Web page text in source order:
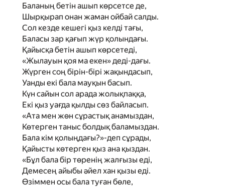
Баланың бетін ашып көрсетсе де,
Шырқырап онан жаман ойбай салды.
Сол кезде кешегі қыз келді тағы,
Баласы зар қағып жүр қолындағы.
Қайысқа бетін ашып көрсетеді,
«Жылауын қоя ма екен» деді-дағы.
Жүрген соң бірін-бірі жақындасып,
Уанды екі бала мауқын басып.
Күн сайын сол арада жолықпаққа,
Екі қыз уағда қылды сөз байласып.
«Ата мен жөн сұрастық анамыздан,
Көтерген таныс болдық баламыздан.
Бала кім қолыңдағы?»-деп сұрады,
Қайысты көтерген қыз ана қыздан.
«Бұл бала бір төренің жалғызы еді,
Демесең айыбы әйел хан қызы еді.
Өзіммен осы бала туған бөле,